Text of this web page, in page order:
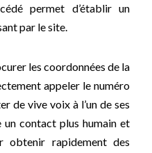
permet d’établir un
par le site.
les coordonnées de la
appeler le numéro
de vive voix à l’un de ses
un contact plus humain et
obtenir rapidement des